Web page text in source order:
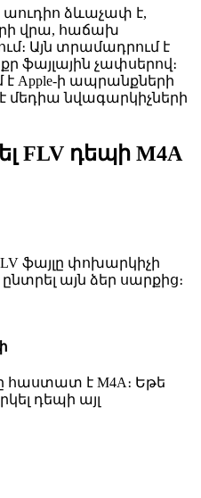
աուդիո ձևաչափ է,
վրա, հաճախ
Այն տրամադրում է
ֆայլային չափսերով։
Apple-ի ապրանքների
մեդիա նվագարկիչների
FLV դեպի M4A
ֆայլը փոխարկիչի
այն ձեր սարքից։
հաստատ է M4A։ Եթե
դեպի այլ